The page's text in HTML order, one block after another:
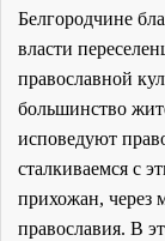
Белгородчине
власти
православной
большинство
исповедуют
сталкиваемся с
прихожан, через
православия. В